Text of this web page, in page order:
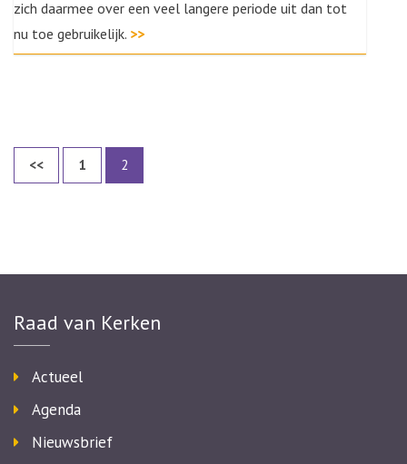
zich daarmee over een veel langere periode uit dan tot
nu toe gebruikelijk. >>
Berichten
paginering
<< Page
1 Page
2
Raad van Kerken
Actueel
Agenda
Nieuwsbrief